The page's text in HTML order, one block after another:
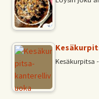
Kesäkurpitsa